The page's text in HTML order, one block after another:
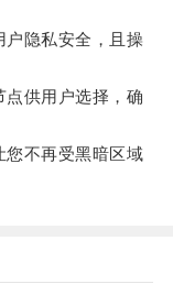
隐私安全，且操
供用户选择，确
不再受黑暗区域